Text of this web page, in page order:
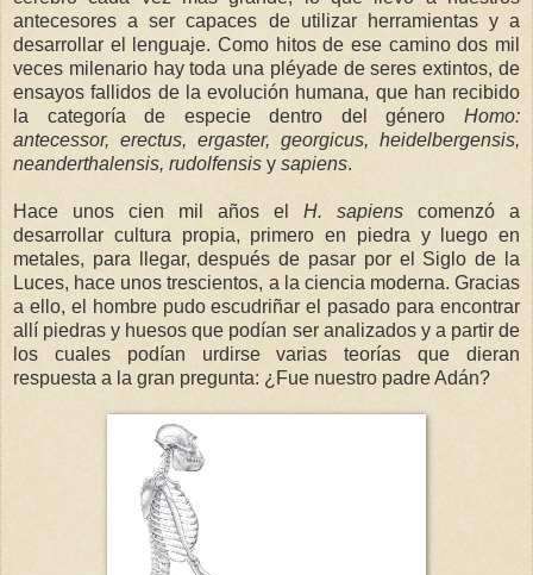
antecesores a ser capaces de utilizar herramientas y a
desarrollar el lenguaje. Como hitos de ese camino dos mil
veces milenario hay toda una pléyade de seres extintos, de
ensayos fallidos de la evolución humana, que han recibido
la categoría de especie dentro del género Homo:
antecessor, erectus, ergaster, georgicus, heidelbergensis,
neanderthalensis, rudolfensis y sapiens.
Hace unos cien mil años el H. sapiens comenzó a
desarrollar cultura propia, primero en piedra y luego en
metales, para llegar, después de pasar por el Siglo de la
Luces, hace unos trescientos, a la ciencia moderna. Gracias
a ello, el hombre pudo escudriñar el pasado para encontrar
allí piedras y huesos que podían ser analizados y a partir de
los cuales podían urdirse varias teorías que dieran
respuesta a la gran pregunta: ¿Fue nuestro padre Adán?